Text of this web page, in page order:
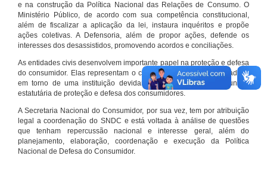
e na construção da Política Nacional das Relações de Consumo. O
Ministério Público, de acordo com sua competência constitucional,
além de fiscalizar a aplicação da lei, instaura inquéritos e propõe
ações coletivas. A Defensoria, além de propor ações, defende os
interesses dos desassistidos, promovendo acordos e conciliações.
As entidades civis desenvolvem importante papel na proteção e defesa
do consumidor. Elas representam o conjunto organizado de cidadãos
em torno de uma instituição devidamente registrada e com função
estatutária de proteção e defesa dos consumidores.
A Secretaria Nacional do Consumidor, por sua vez, tem por atribuição
legal a coordenação do SNDC e está voltada à análise de questões
que tenham repercussão nacional e interesse geral, além do
planejamento, elaboração, coordenação e execução da Política
Nacional de Defesa do Consumidor.